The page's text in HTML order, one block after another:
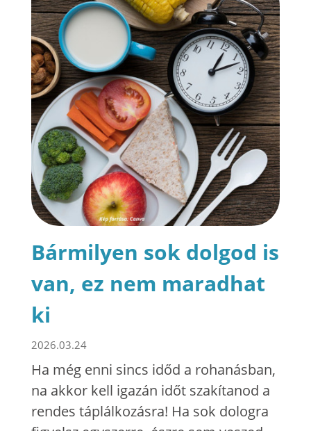
Bármilyen sok dolgod is
van, ez nem maradhat
ki
2026.03.24
Ha még enni sincs időd a rohanásban,
na akkor kell igazán időt szakítanod a
rendes táplálkozásra! Ha sok dologra